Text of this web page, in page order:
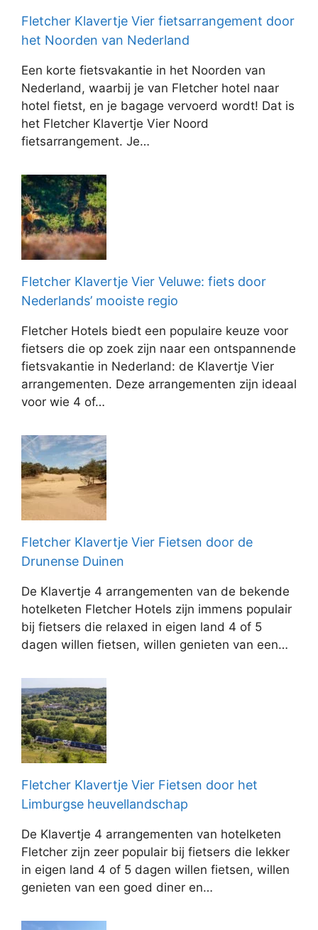
Fletcher Klavertje Vier fietsarrangement door
het Noorden van Nederland
Een korte fietsvakantie in het Noorden van
Nederland, waarbij je van Fletcher hotel naar
hotel fietst, en je bagage vervoerd wordt! Dat is
het Fletcher Klavertje Vier Noord
fietsarrangement. Je…
Fletcher Klavertje Vier Veluwe: fiets door
Nederlands’ mooiste regio
Fletcher Hotels biedt een populaire keuze voor
fietsers die op zoek zijn naar een ontspannende
fietsvakantie in Nederland: de Klavertje Vier
arrangementen. Deze arrangementen zijn ideaal
voor wie 4 of…
Fletcher Klavertje Vier Fietsen door de
Drunense Duinen
De Klavertje 4 arrangementen van de bekende
hotelketen Fletcher Hotels zijn immens populair
bij fietsers die relaxed in eigen land 4 of 5
dagen willen fietsen, willen genieten van een…
Fletcher Klavertje Vier Fietsen door het
Limburgse heuvellandschap
De Klavertje 4 arrangementen van hotelketen
Fletcher zijn zeer populair bij fietsers die lekker
in eigen land 4 of 5 dagen willen fietsen, willen
genieten van een goed diner en…